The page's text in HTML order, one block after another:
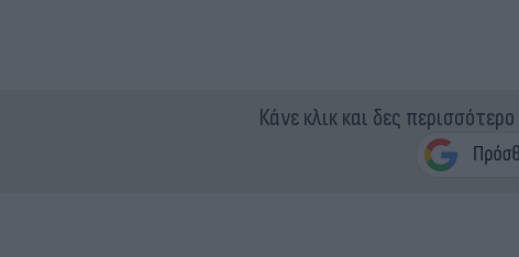
Κάνε κλικ και δες περισσότερο